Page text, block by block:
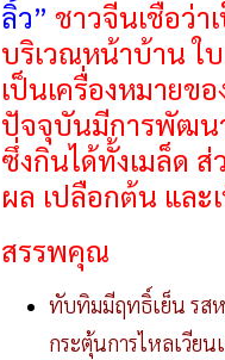
ลิ้ว” ชาวจีนเชื่อว่
บริเวณหน้าบ้าน ใ
เป็นเครื่องหมาย
ปัจจุบันมีการพัฒน
ซึ่งกินได้ทั้งเมล็ด
ผล เปลือกต้น และ
สรรพคุณ
ทับทิมมีฤทธิ์เย็น รสห
กระตุ้นการไหลเวีย